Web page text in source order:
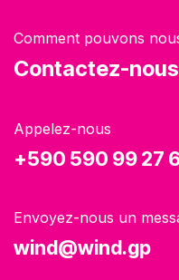
Comment pouvons
Contactez-
Appelez-nous
+590 590 99 27
Envoyez-nous un
wind@wind.gp